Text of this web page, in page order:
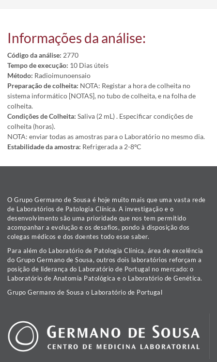
Informações da análise:
Código da análise: 2770
Tempo de execução: 10 Dias úteis
Método: Radioimunoensaio
Preparação de colheita: NOTA: Registar a hora de colheita no
sistema informático [NOTAS], no tubo de colheita, e na folha de
colheita.
Condições de Colheita: Saliva (2 mL) . Especificar condições de
colheita (horas).
NOTA: enviar todas as amostras para o Laboratório no mesmo dia.
Estabilidade da amostra: Refrigerada a 2-8ºC
O Grupo Germano de Sousa é hoje muito mais que uma vasta rede
de Laboratórios de Patologia Clínica. A investigação e o
desenvolvimento são uma prioridade que nos tem permitido
acompanhar a evolução e os desafios, pondo à disposição dos
colegas médicos e dos doentes todo esse saber.
Para além do Laboratório de Patologia Clínica, área de excelência
do Grupo Germano de Sousa, outros dois laboratórios reforçam a
posição de liderança do Laboratório de Portugal no mercado: o
Laboratório de Anatomia Patológica e o Laboratório de Genética.
Grupo Germano de Sousa o Laboratório de Portugal